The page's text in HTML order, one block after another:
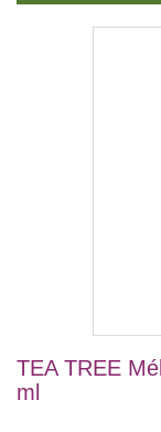
TEA TREE
ml